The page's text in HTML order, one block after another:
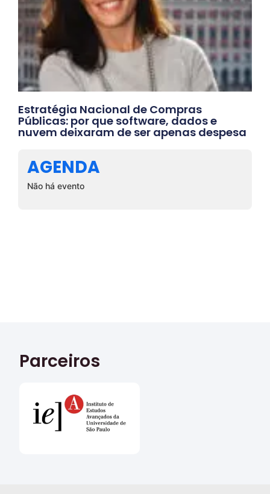
Estratégia Nacional de Compras
Públicas: por que software, dados e
nuvem deixaram de ser apenas despesa
AGENDA
Não há evento
Parceiros